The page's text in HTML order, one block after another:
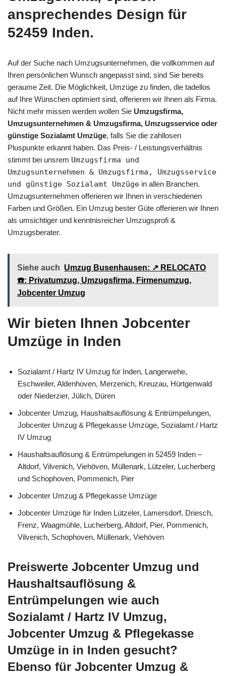
ansprechendes Design für
52459 Inden.
Auf der Suche nach Umzugsunternehmen, die vollkommen auf
Ihren persönlichen Wunsch angepasst sind, sind Sie bereits
geraume Zeit. Die Möglichkeit, Umzüge zu finden, die tadellos
auf Ihre Wünschen optimiert sind, offerieren wir Ihnen als Firma.
Nicht mehr missen werden wollen Sie Umzugsfirma,
Umzugsunternehmen & Umzugsfirma, Umzugsservice oder
günstige Sozialamt Umzüge, falls Sie die zahllosen
Pluspunkte erkannt haben. Das Preis- / Leistungsverhältnis
stimmt bei unsrem Umzugsfirma und
Umzugsunternehmen & Umzugsfirma, Umzugsservice
und günstige Sozialamt Umzüge in allen Branchen.
Umzugsunternehmen offerieren wir Ihnen in verschiedenen
Farben und Größen. Ein Umzug bester Güte offerieren wir Ihnen
als umsichtiger und kenntnisreicher Umzugsprofi &
Umzugsberater.
Siehe auch Umzug Busenhausen: ↗️ RELOCATO
☎️: Privatumzug, Umzugsfirma, Firmenumzug,
Jobcenter Umzug
Wir bieten Ihnen Jobcenter
Umzüge in Inden
Sozialamt / Hartz IV Umzug für Inden, Langerwehe,
Eschweiler, Aldenhoven, Merzenich, Kreuzau, Hürtgenwald
oder Niederzier, Jülich, Düren
Jobcenter Umzug, Haushaltsauflösung & Entrümpelungen,
Jobcenter Umzug & Pflegekasse Umzüge, Sozialamt / Hartz
IV Umzug
Haushaltsauflösung & Entrümpelungen in 52459 Inden –
Altdorf, Vilvenich, Viehöven, Müllenark, Lützeler, Lucherberg
und Schophoven, Pommenich, Pier
Jobcenter Umzug & Pflegekasse Umzüge
Jobcenter Umzüge für Inden Lützeler, Lamersdorf, Driesch,
Frenz, Waagmühle, Lucherberg, Altdorf, Pier, Pommenich,
Vilvenich, Schophoven, Müllenark, Viehöven
Preiswerte Jobcenter Umzug und
Haushaltsauflösung &
Entrümpelungen wie auch
Sozialamt / Hartz IV Umzug,
Jobcenter Umzug & Pflegekasse
Umzüge in in Inden gesucht?
Ebenso für Jobcenter Umzug &